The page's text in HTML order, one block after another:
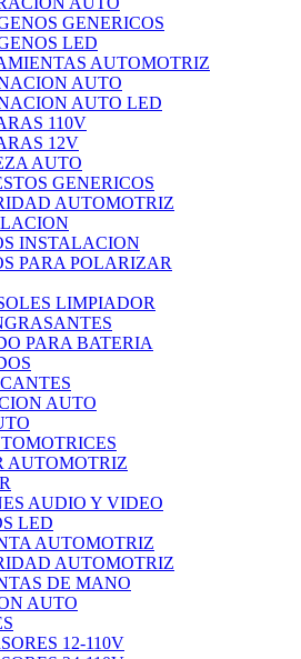
GENERICOS
LED
AUTOMOTRIZ
AUTO
AUTO LED
110V
12V
AUTO
GENERICOS
AUTOMOTRIZ
INSTALACION
PARA POLARIZAR
LIMPIADOR
PARA BATERIA
AUTO
AUTOMOTRIZ
AUDIO Y VIDEO
LED
AUTOMOTRIZ
AUTOMOTRIZ
DE MANO
AUTO
12-110V